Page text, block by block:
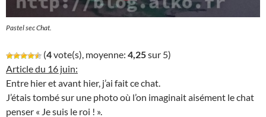
Pastel sec Chat.
(4vote(s), moyenne: 4,25sur 5)
Article du 16 juin:
Entre hier et avant hier, j’ai fait ce chat.
J’étais tombé sur une photo où l’on imaginait aisément le chat
penser « Je suis le roi ! ».